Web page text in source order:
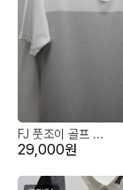
FJ 풋조이 골프 ...
29,000원